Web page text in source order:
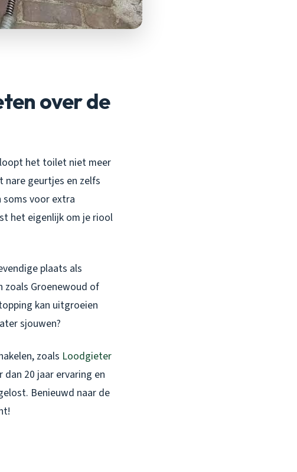
over de
het toilet niet meer
nare geurtjes en zelfs
soms voor extra
het eigenlijk om je riool
plaats als
zoals Groenewoud of
kan uitgroeien
sjouwen?
zoals Loodgieter
20 jaar ervaring en
Benieuwd naar de